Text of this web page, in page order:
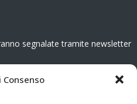
Consenso
segnalate tramite newsletter